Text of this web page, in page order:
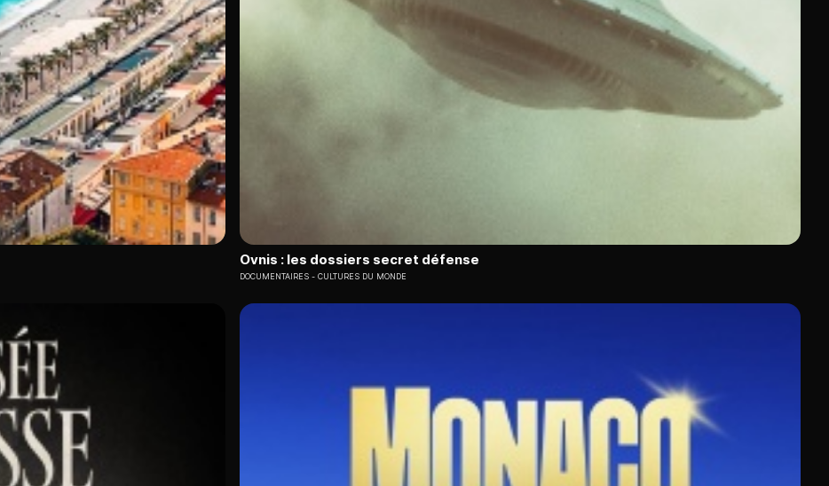
Ovnis : les dossiers secret défense
DOCUMENTAIRES CULTURES DU MONDE